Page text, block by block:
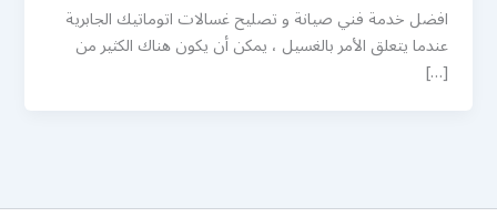
افضل خدمة فني صيانة و تصليح غسالات اتوماتيك الجابرية
عندما يتعلق الأمر بالغسيل ، يمكن أن يكون هناك الكثير من
[…]